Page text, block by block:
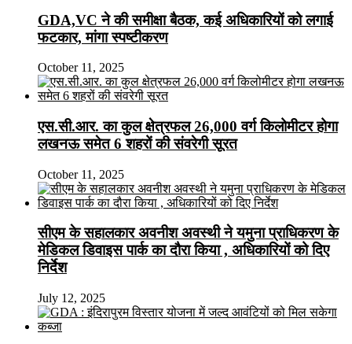
GDA,VC ने की समीक्षा बैठक, कई अधिकारियों को लगाई
फटकार, मांगा स्पष्टीकरण
October 11, 2025
एस.सी.आर. का कुल क्षेत्रफल 26,000 वर्ग किलोमीटर होगा
लखनऊ समेत 6 शहरों की संवरेगी सूरत
October 11, 2025
सीएम के सहालकार अवनीश अवस्थी ने यमुना प्राधिकरण के
मेडिकल डिवाइस पार्क का दौरा किया , अधिकारियों को दिए
निर्देश
July 12, 2025